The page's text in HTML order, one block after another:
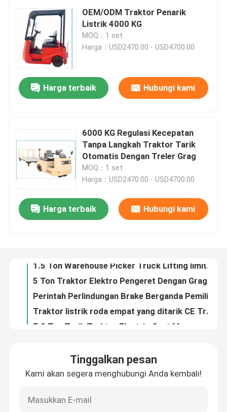
Produk
Video
Tentang kami
Kontrol kualitas
Hubungi kami
Blog
OEM/ODM Traktor Penarik
Listrik 4000 KG
MOQ：1 set
Harga：USD2470.00 - USD4700.00
Harga terbaik Hubungi kami
6000 KG Regulasi Kecepatan
Tanpa Langkah Traktor Tarik
Otomatis Dengan Treler Grag
MOQ：1 set
Harga：USD2470.00 - USD4700.00
Harga terbaik Hubungi kami
1 ton Order Picker Electric Pallet Jack Electromagnetic Hydraulic Valve (Pengambil Pemesanan)
Traktor listrik roda empat yang ditarik CE Traktor listrik
7.0 Ton Tarik Traktor Electric Seat Mengemudi Struktur roda tiga titik empat
Kursi Mengemudi Traktor Bagasi Listrik 8000kg Rem Parkir Hidraulik Mekanis
8000 Kg Traktor Traktor Listrik Bagasi Traktor Traktor Empat roda
Tinggalkan pesan
Kami akan segera menghubungi Anda kembali!